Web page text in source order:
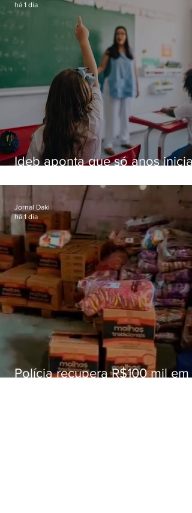
Ideb aponta que só anos
educação
há 1 dia
Polícia recupera R$100 mil em
Jornal Daki
há 1 dia